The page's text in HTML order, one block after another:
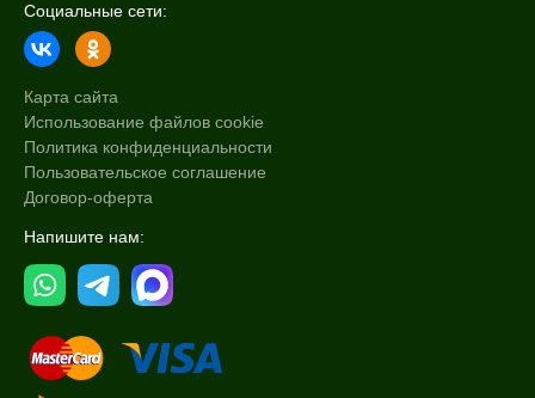
Социальные сети:
Карта сайта
Использование файлов cookie
Политика конфиденциальности
Пользовательское соглашение
Договор-оферта
Напишите нам: